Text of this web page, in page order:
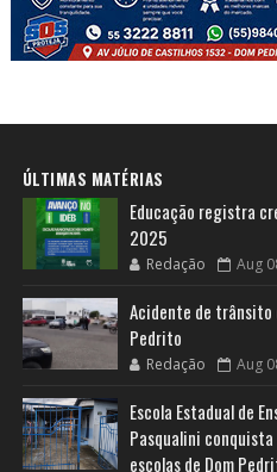
ÚLTIMAS MATÉRIAS
Educação registra
2025
Redação Aug
Acidente de
Pedrito
Redação Aug
Escola Estadual de
Pasqualini conquista
escolas de Dom